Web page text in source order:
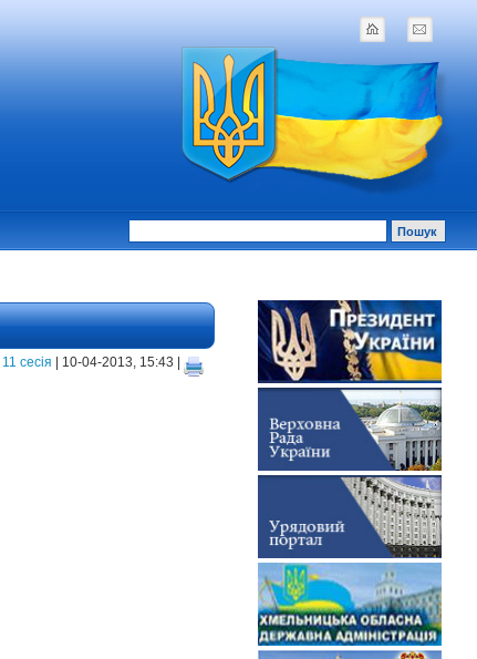
11 сесія | 10-04-2013, 15:43 |